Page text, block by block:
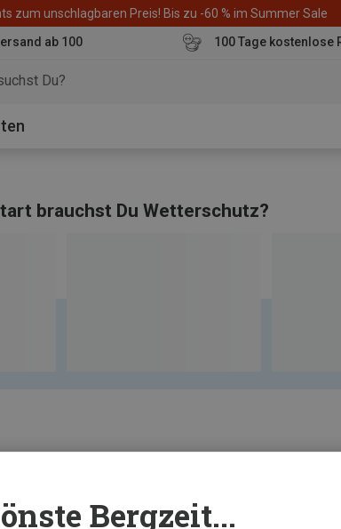
zum unschlagbaren Preis! Bis zu -60 % im Summer Sale
ab 100
100 Tage kostenlose
brauchst Du Wetterschutz?
Bergzeit...